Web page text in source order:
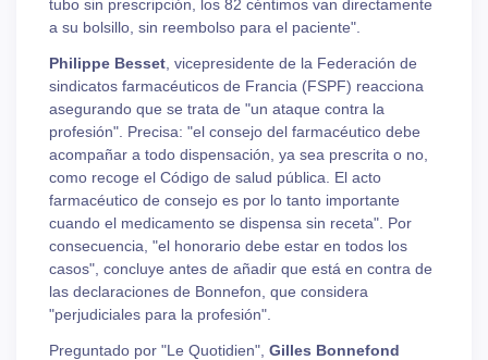
tubo sin prescripción, los 82 céntimos van directamente
a su bolsillo, sin reembolso para el paciente".
Philippe Besset , vicepresidente de la Federación de
sindicatos farmacéuticos de Francia (FSPF) reacciona
asegurando que se trata de "un ataque contra la
profesión". Precisa: "el consejo del farmacéutico debe
acompañar a todo dispensación, ya sea prescrita o no,
como recoge el Código de salud pública. El acto
farmacéutico de consejo es por lo tanto importante
cuando el medicamento se dispensa sin receta". Por
consecuencia, "el honorario debe estar en todos los
casos", concluye antes de añadir que está en contra de
las declaraciones de Bonnefon, que considera
"perjudiciales para la profesión".
Preguntado por "Le Quotidien", Gilles Bonnefond